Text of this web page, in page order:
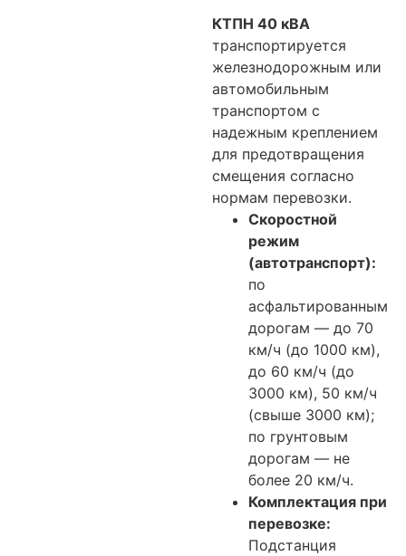
КТПН 40 кВА
транспортируется
железнодорожным или
автомобильным
транспортом с
надежным креплением
для предотвращения
смещения согласно
нормам перевозки.
Скоростной
режим
(автотранспорт):
по
асфальтированным
дорогам — до 70
км/ч (до 1000 км),
до 60 км/ч (до
3000 км), 50 км/ч
(свыше 3000 км);
по грунтовым
дорогам — не
более 20 км/ч.
Комплектация при
перевозке:
Подстанция